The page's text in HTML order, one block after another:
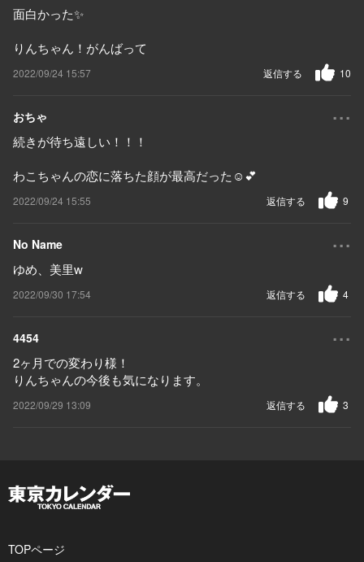
面白かった✨
りんちゃん！がんばって
2022/09/24 15:57 10
返信する
おちゃ ...
続きが待ち遠しい！！！
わこちゃんの恋に落ちた顔が最高だった☺️💕
2022/09/24 15:55 9
返信する
No Name ...
ゆめ、美里w
2022/09/30 17:54 4
返信する
4454 ...
2ヶ月での変わり様！
りんちゃんの今後も気になります。
2022/09/29 13:09 3
返信する
TOPページ